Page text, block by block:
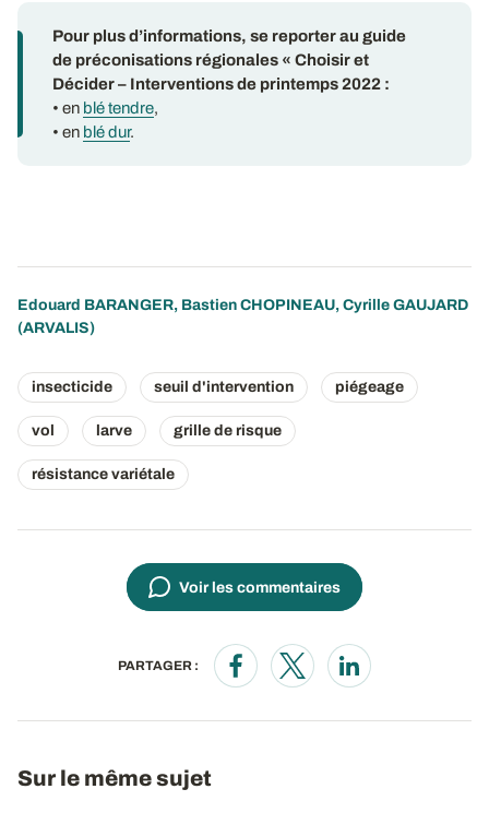
Pour plus d’informations, se reporter au guide
de préconisations régionales « Choisir et
Décider – Interventions de printemps 2022 :
• en blé tendre,
• en blé dur.
Edouard BARANGER, Bastien CHOPINEAU, Cyrille GAUJARD
(ARVALIS)
insecticide seuil d'intervention piégeage
vol larve grille de risque
résistance variétale
Voir les commentaires
PARTAGER :
Opens in a new window
Opens in a new window
Opens in a new
Sur le même sujet